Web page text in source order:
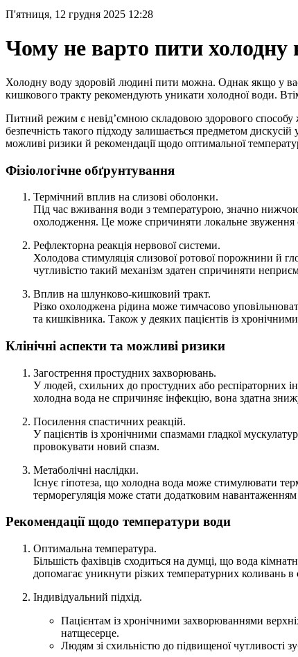
П'ятниця, 12 грудня 2025 12:28
Чому не варто пити холодну
Холодну воду здоровій людині пити можна. Однак якщо у
кишкового тракту рекомендують уникати холодної води.
Питний режим є невід’ємною складовою здорового
безпечність такого підходу залишається предметом
можливі ризики й рекомендації щодо оптимальної
Фізіологічне обґрунтування
Термічний вплив на слизові оболонки.
Під час вживання води з температурою, значно нижчою
охолодження. Це може спричиняти локальне звуження
Рефлекторна реакція нервової системи.
Холодова стимуляція слизової ротової порожнини й
чутливістю такий механізм здатен спричиняти
Вплив на шлунково-кишковий тракт.
Різко охолоджена рідина може тимчасово
та кишківника. Також у деяких пацієнтів із
Клінічні аспекти та можливі ризики
Загострення простудних захворювань.
У людей, схильних до простудних або респіраторних
холодна вода не спричиняє інфекцію, вона здатна
Посилення спастичних реакцій.
У пацієнтів із хронічними спазмами гладкої
провокувати новий спазм.
Метаболічні наслідки.
Існує гіпотеза, що холодна вода може стимулювати
терморегуляція може стати додатковим
Рекомендації щодо температури води
Оптимальна температура.
Більшість фахівців сходиться на думці, що вода
допомагає уникнути різких температурних коливань
Індивідуальний підхід.
Пацієнтам із хронічними захворюваннями
натщесерце.
Людям зі схильністю до підвищеної чутливості